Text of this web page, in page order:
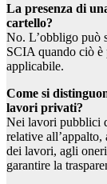
La presenza di
cartello?
No. L’obbligo può
SCIA quando ciò è
applicabile.
Come si
lavori privati?
Nei lavori pubblici
relative
dei lavori, agli
garantire la